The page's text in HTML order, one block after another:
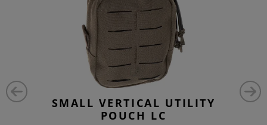
SMALL VERTICAL UTILITY
POUCH LC